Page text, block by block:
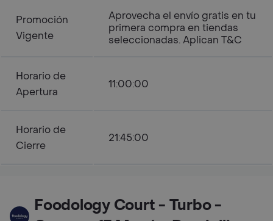
Promoción
Vigente
Aprovecha el envío gratis en tu
primera compra en tiendas
seleccionadas. Aplican T&C
Horario de
Apertura
11:00:00
Horario de
Cierre
21:45:00
Foodology Court - Turbo -